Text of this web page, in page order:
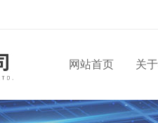
网站首页 关